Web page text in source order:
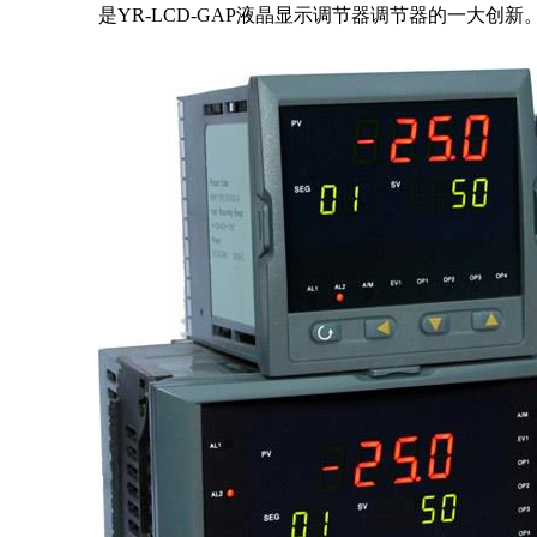
是YR-LCD-GAP液晶显示调节器调节器的一大创新